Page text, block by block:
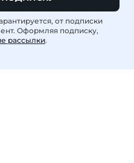
от подписки
Оформляя подписку,
рассылки.